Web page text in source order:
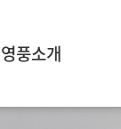
영풍소개